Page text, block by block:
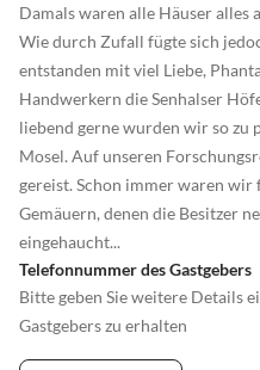
Damals waren alle Häuser alles
Wie durch Zufall fügte sich
entstanden mit viel Liebe,
Handwerkern die Senhalser
liebend gerne wurden wir so zu
Mosel. Auf unseren
gereist. Schon immer waren
Gemäuern, denen die Besitzer
eingehaucht...
Telefonnummer des Gastgebers
Bitte geben Sie weitere Details
Gastgebers zu erhalten